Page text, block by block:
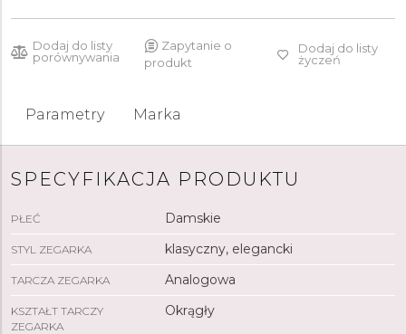
Dodaj do listy
porównywania
Zapytanie o
produkt
Dodaj do listy
życzeń
Parametry Marka
SPECYFIKACJA PRODUKTU
PŁEĆ Damskie
STYL ZEGARKA klasyczny, elegancki
TARCZA ZEGARKA Analogowa
KSZTAŁT TARCZY
ZEGARKA
Okrągły